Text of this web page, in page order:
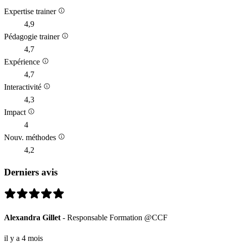
Expertise trainer
4,9
Pédagogie trainer
4,7
Expérience
4,7
Interactivité
4,3
Impact
4
Nouv. méthodes
4,2
Derniers avis
Alexandra Gillet- Responsable Formation @CCF
il y a 4 mois